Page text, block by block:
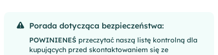
Nie
Zbadany profil DNA rodziców
Weryfkacja przynależności
Porada dotycząca bezpieczeństwa:
POWINIENEŚ przeczytać naszą listę kontrolną dla
kupujących przed skontaktowaniem się ze